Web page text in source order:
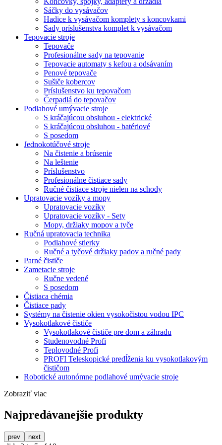
Sáčky do vysávačov
Hadice k vysávačom komplety s koncovkami
Sady príslušenstva komplet k vysávačom
Tepovacie stroje
Tepovače
Profesionálne sady na tepovanie
Tepovacie automaty s kefou a odsávaním
Penové tepovače
Sušiče kobercov
Príslušenstvo ku tepovačom
Čerpadlá do tepovačov
Podlahové umývacie stroje
S kráčajúcou obsluhou - elektrické
S kráčajúcou obsluhou - batériové
S posedom
Jednokotúčové stroje
Na čistenie a brúsenie
Na leštenie
Príslušenstvo
Profesionálne čistiace sady
Ručné čistiace stroje nielen na schody
Upratovacie vozíky a mopy
Upratovacie vozíky
Upratovacie vozíky - Sety
Mopy, držiaky mopov a tyče
Ručná upratovacia technika
Podlahové stierky
Ručné a tyčové držiaky padov a ručné pady
Parné čističe
Zametacie stroje
Ručne vedené
S posedom
Čistiaca chémia
Čistiace pady
Systémy na čistenie okien vysokočistou vodou IPC
Vysokotlakové čističe
Vysokotlakové čističe pre dom a záhradu
Studenovodné Profi
Teplovodné Profi
PROFI Teleskopické predĺženia ku vysokotlakovým
čističom
Robotické autonómne podlahové umývacie stroje
Zobraziť viac
Najpredávanejšie produkty
prev next